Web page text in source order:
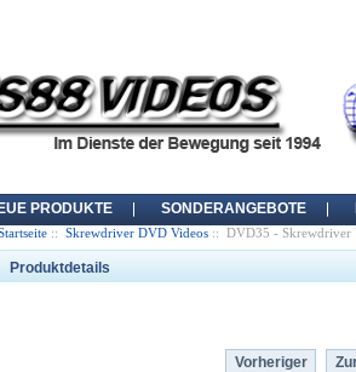
PRODUKTE SONDERANGEBOTE
:: Skrewdriver DVD Videos :: DVD35 - Skrewdriver
Produktdetails
Vorheriger